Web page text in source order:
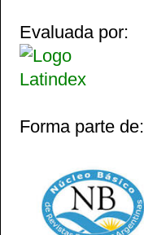
Evaluada por:
Forma parte de: